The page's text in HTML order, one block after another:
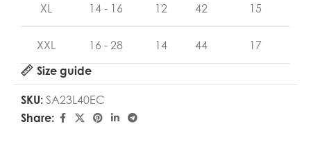
XL 14 - 16 12 42 15
XXL 16 - 28 14 44
17
Size guide
SKU: SA23L40EC
Share: